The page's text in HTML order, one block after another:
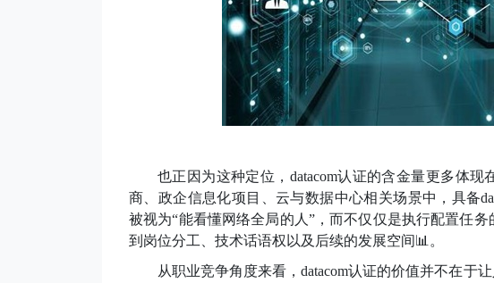
也正因为这种定位， datacom认证的含金量更多体
商、政企信息化项目、云与数据中心相关场景中，具备
被视为“能看懂网络全局的人”，而不仅仅是执行配置任
到岗位分工、技术话语权以及后续的发展空间 📊 。
从职业竞争角度来看，datacom认证的价值并不在于